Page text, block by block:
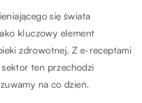
się świata
kluczowy element
zdrowotnej. Z e-receptami
ten przechodzi
na co dzień.